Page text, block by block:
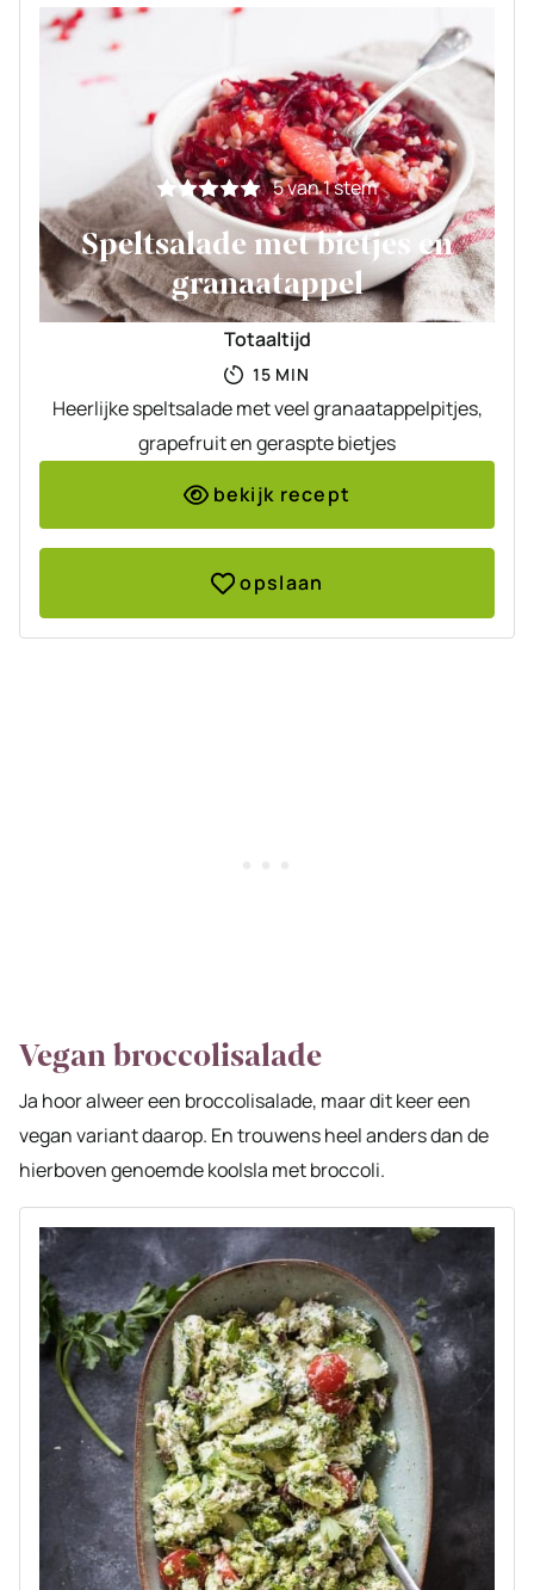
5van 1 stem
Speltsalade met bietjes en
granaatappel
Totaaltijd
15MINUTEN
MIN
Heerlijke speltsalade met veel granaatappelpitjes,
grapefruit en geraspte bietjes
bekijk recept
opslaan
Vegan broccolisalade
Ja hoor alweer een broccolisalade, maar dit keer een
vegan variant daarop. En trouwens heel anders dan de
hierboven genoemde koolsla met broccoli.